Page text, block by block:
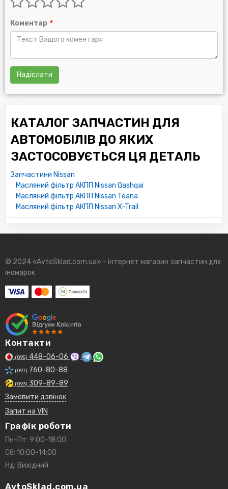
Коментар *
Надіслати
КАТАЛОГ ЗАПЧАСТИН ДЛЯ
АВТОМОБІЛІВ ДО ЯКИХ
ЗАСТОСОВУЄТЬСЯ ЦЯ ДЕТАЛЬ
Запчастини Nissan
Масляний фільтр АКПП Nissan Qashqai
Масляний фільтр АКПП Nissan Teana
Масляний фільтр АКПП Nissan X-Trail
© 2024 «AvtoSklad.com.ua» - інтернет магазин запчастин для
іномарок
Контакти
(095) 448-06-06
(097) 760-80-88
(093) 309-89-89
Замовити дзвінок
Запит на VIN
Графік роботи
Пн-Пт: 9:00-18:00
Сб: 10:00-14:00
Нд: Вихідний
AvtoSklad.com.ua